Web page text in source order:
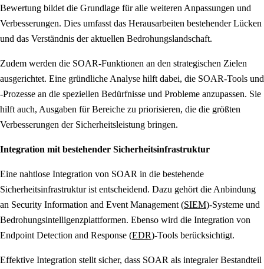
Bewertung bildet die Grundlage für alle weiteren Anpassungen und
Verbesserungen. Dies umfasst das Herausarbeiten bestehender Lücken
und das Verständnis der aktuellen Bedrohungslandschaft.
Zudem werden die SOAR-Funktionen an den strategischen Zielen
ausgerichtet. Eine gründliche Analyse hilft dabei, die SOAR-Tools und
-Prozesse an die speziellen Bedürfnisse und Probleme anzupassen. Sie
hilft auch, Ausgaben für Bereiche zu priorisieren, die die größten
Verbesserungen der Sicherheitsleistung bringen.
Integration mit bestehender Sicherheitsinfrastruktur
Eine nahtlose Integration von SOAR in die bestehende
Sicherheitsinfrastruktur ist entscheidend. Dazu gehört die Anbindung
an Security Information and Event Management (SIEM)-Systeme und
Bedrohungsintelligenzplattformen. Ebenso wird die Integration von
Endpoint Detection and Response (EDR)-Tools berücksichtigt.
Effektive Integration stellt sicher, dass SOAR als integraler Bestandteil